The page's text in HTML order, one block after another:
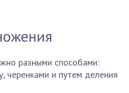
разными способами:
черенками и путем деления